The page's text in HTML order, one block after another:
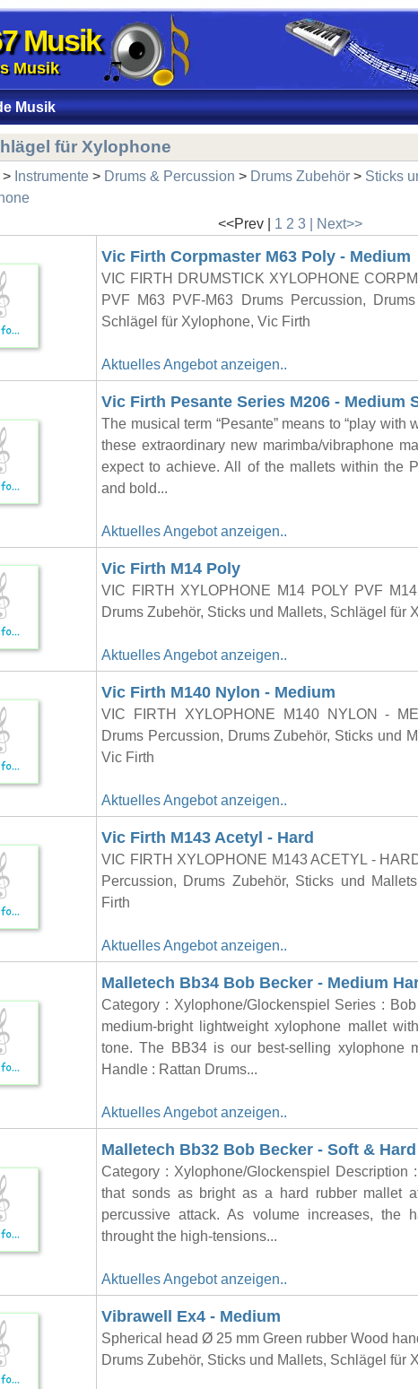
Musik
Musik
Musik
für Xylophone
> Instrumente > Drums & Percussion > Drums Zubehör > Sticks
<<Prev | 1 2 3 | Next>>
Vic Firth Corpmaster M63 Poly - Medium
VIC FIRTH DRUMSTICK XYLOPHONE
PVF M63 PVF-M63 Drums Percussion,
Schlägel für Xylophone, Vic Firth
Aktuelles Angebot anzeigen..
Vic Firth Pesante Series M206 - Medium
The musical term “Pesante” means to “play with
these extraordinary new marimba/vibraphone
expect to achieve. All of the mallets within the
and bold...
Aktuelles Angebot anzeigen..
Vic Firth M14 Poly
VIC FIRTH XYLOPHONE M14 POLY PVF
Drums Zubehör, Sticks und Mallets, Schlägel für
Aktuelles Angebot anzeigen..
Vic Firth M140 Nylon - Medium
VIC FIRTH XYLOPHONE M140 NYLON -
Drums Percussion, Drums Zubehör, Sticks und
Vic Firth
Aktuelles Angebot anzeigen..
Vic Firth M143 Acetyl - Hard
VIC FIRTH XYLOPHONE M143 ACETYL -
Percussion, Drums Zubehör, Sticks und
Firth
Aktuelles Angebot anzeigen..
Malletech Bb34 Bob Becker - Medium
Category : Xylophone/Glockenspiel Series :
medium-bright lightweight xylophone mallet
tone. The BB34 is our best-selling xylophone
Handle : Rattan Drums...
Aktuelles Angebot anzeigen..
Malletech Bb32 Bob Becker - Soft & Hard
Category : Xylophone/Glockenspiel Description
that sonds as bright as a hard rubber mallet
percussive attack. As volume increases, the
throught the high-tensions...
Aktuelles Angebot anzeigen..
Vibrawell Ex4 - Medium
Spherical head Ø 25 mm Green rubber Wood
Drums Zubehör, Sticks und Mallets, Schlägel für